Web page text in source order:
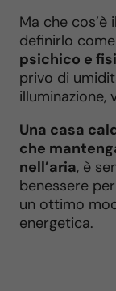
Ma che
definirlo come
psichico e
privo di
illuminazione,
Una casa
che
nell’aria, è
benessere
un ottimo
energetica.